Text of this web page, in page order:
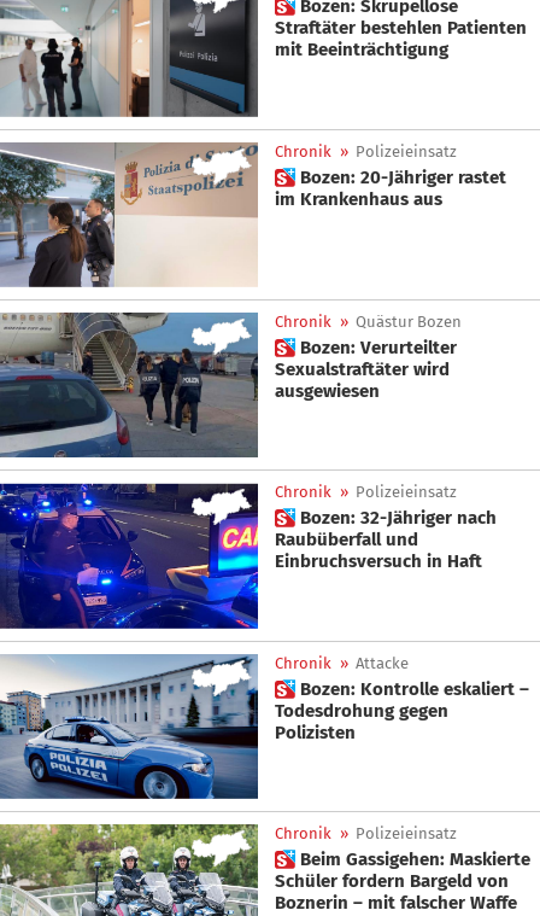
 Bozen: Skrupellose
Straftäter bestehlen Patienten
mit Beeinträchtigung
Chronik » Polizeieinsatz
 Bozen: 20-Jähriger rastet
im Krankenhaus aus
Chronik » Quästur Bozen
 Bozen: Verurteilter
Sexualstraftäter wird
ausgewiesen
Chronik » Polizeieinsatz
 Bozen: 32-Jähriger nach
Raubüberfall und
Einbruchsversuch in Haft
Chronik » Attacke
 Bozen: Kontrolle eskaliert –
Todesdrohung gegen
Polizisten
Chronik » Polizeieinsatz
 Beim Gassigehen: Maskierte
Schüler fordern Bargeld von
Boznerin – mit falscher Waffe